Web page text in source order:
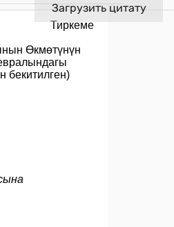
Загрузить цитату